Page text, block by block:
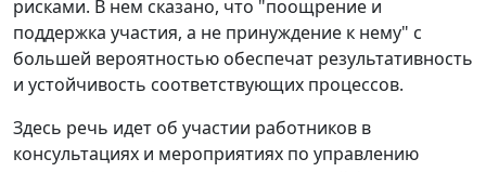
рисками. В нем сказано, что "поощрение и
поддержка участия, а не принуждение к нему" с
большей вероятностью обеспечат результативность
и устойчивость соответствующих процессов.
Здесь речь идет об участии работников в
консультациях и мероприятиях по управлению